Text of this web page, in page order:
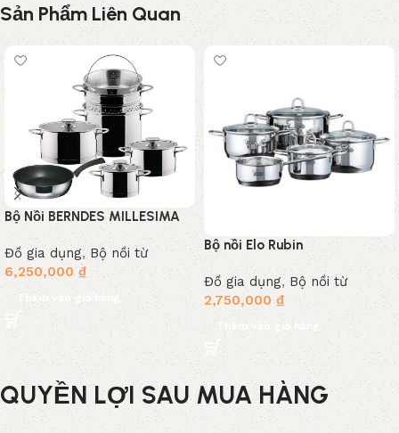
Sản Phẩm Liên Quan
Bộ Nồi BERNDES MILLESIMA
066701 (5 Món ), Nhập Khẩu
Đức
Đồ gia dụng,Bộ nồi từ
6,250,000₫
Thêm vào giỏ hàng
Bộ nồi Elo Rubin
Đồ gia dụng, Bộ nồi từ
2,750,000₫
Thêm vào giỏ hàng
QUYỀN LỢI SAU MUA HÀNG